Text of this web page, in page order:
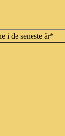
i de seneste år*